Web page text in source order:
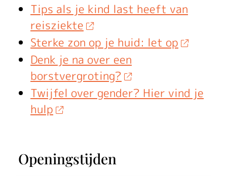
Tips als je kind last heeft van
reisziekte
Sterke zon op je huid: let op
Denk je na over een
borstvergroting?
Twijfel over gender? Hier vind je
hulp
Openingstijden